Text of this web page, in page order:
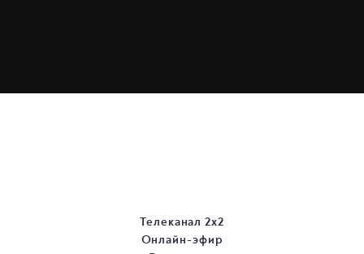
Телеканал 2х2
Онлайн-эфир